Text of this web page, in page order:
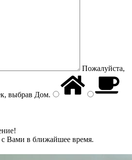
Пожалуйста,
выбрав Дом.
Вами в ближайшее время.